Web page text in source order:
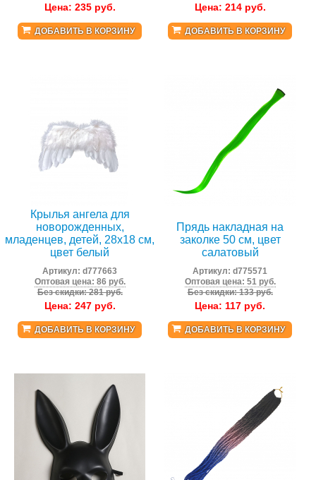
Цена: 235руб.
ДОБАВИТЬ В КОРЗИНУ
Цена: 214руб.
ДОБАВИТЬ В КОРЗИНУ
Крылья ангела для
новорожденных,
младенцев, детей, 28x18 см,
цвет белый
Артикул:d777663
Оптовая цена: 86 руб.
Без скидки: 281 руб.
Цена: 247руб.
ДОБАВИТЬ В КОРЗИНУ
Прядь накладная на
заколке 50 см, цвет
салатовый
Артикул:d775571
Оптовая цена: 51 руб.
Без скидки: 133 руб.
Цена: 117 руб.
ДОБАВИТЬ В КОРЗИНУ